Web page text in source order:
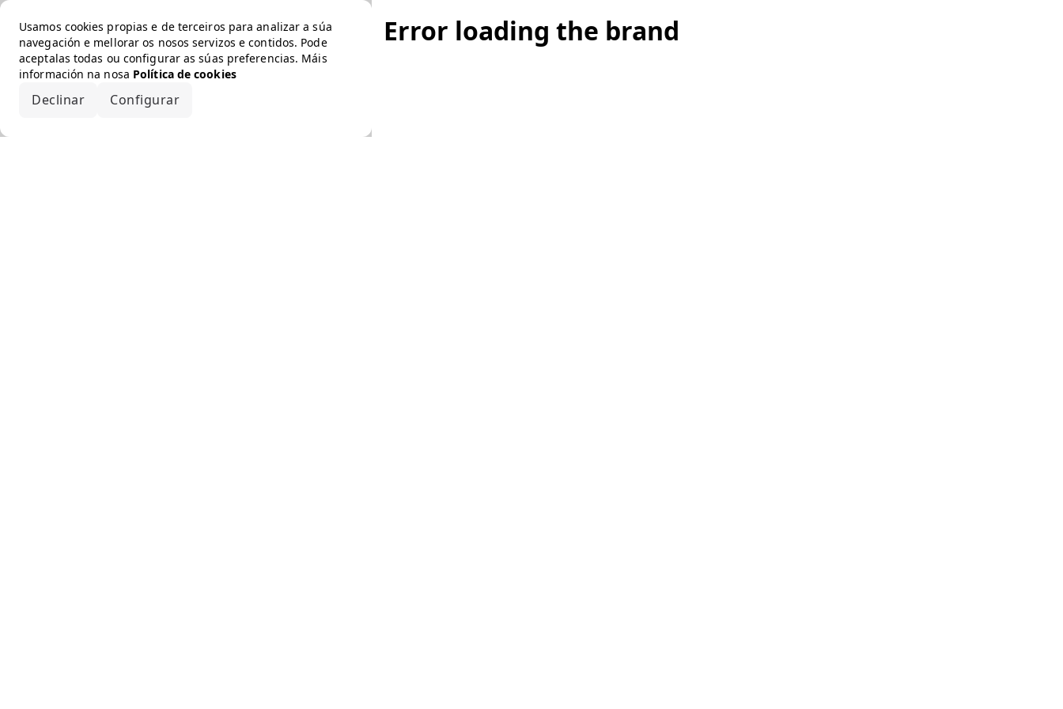
Usamos cookies propias e de terceiros para analizar a súa
navegación e mellorar os nosos servizos e contidos. Pode
aceptalas todas ou configurar as súas preferencias. Máis
información na nosa Política de cookies
Declinar Configurar
Error loading the brand